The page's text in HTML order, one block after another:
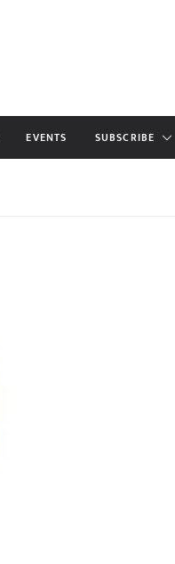
EVENTS SUBSCRIBE